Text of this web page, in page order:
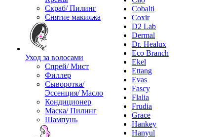
Скраб/ Пилинг
Снятие макияжа
Уход за волосами
Спрей/ Мист
Филлер
Сыворотка/
Эссенция/ Масло
Кондиционер
Маска/ Пилинг
Шампунь
Cobalti
Coxir
D2 Lab
Dermal
Dr. Healux
Eco Branch
Ekel
Ettang
Evas
Fascy
Flalia
Frudia
Grace
Hankey
Hanyul